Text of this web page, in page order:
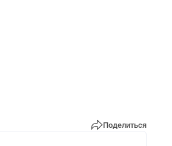
Поделиться